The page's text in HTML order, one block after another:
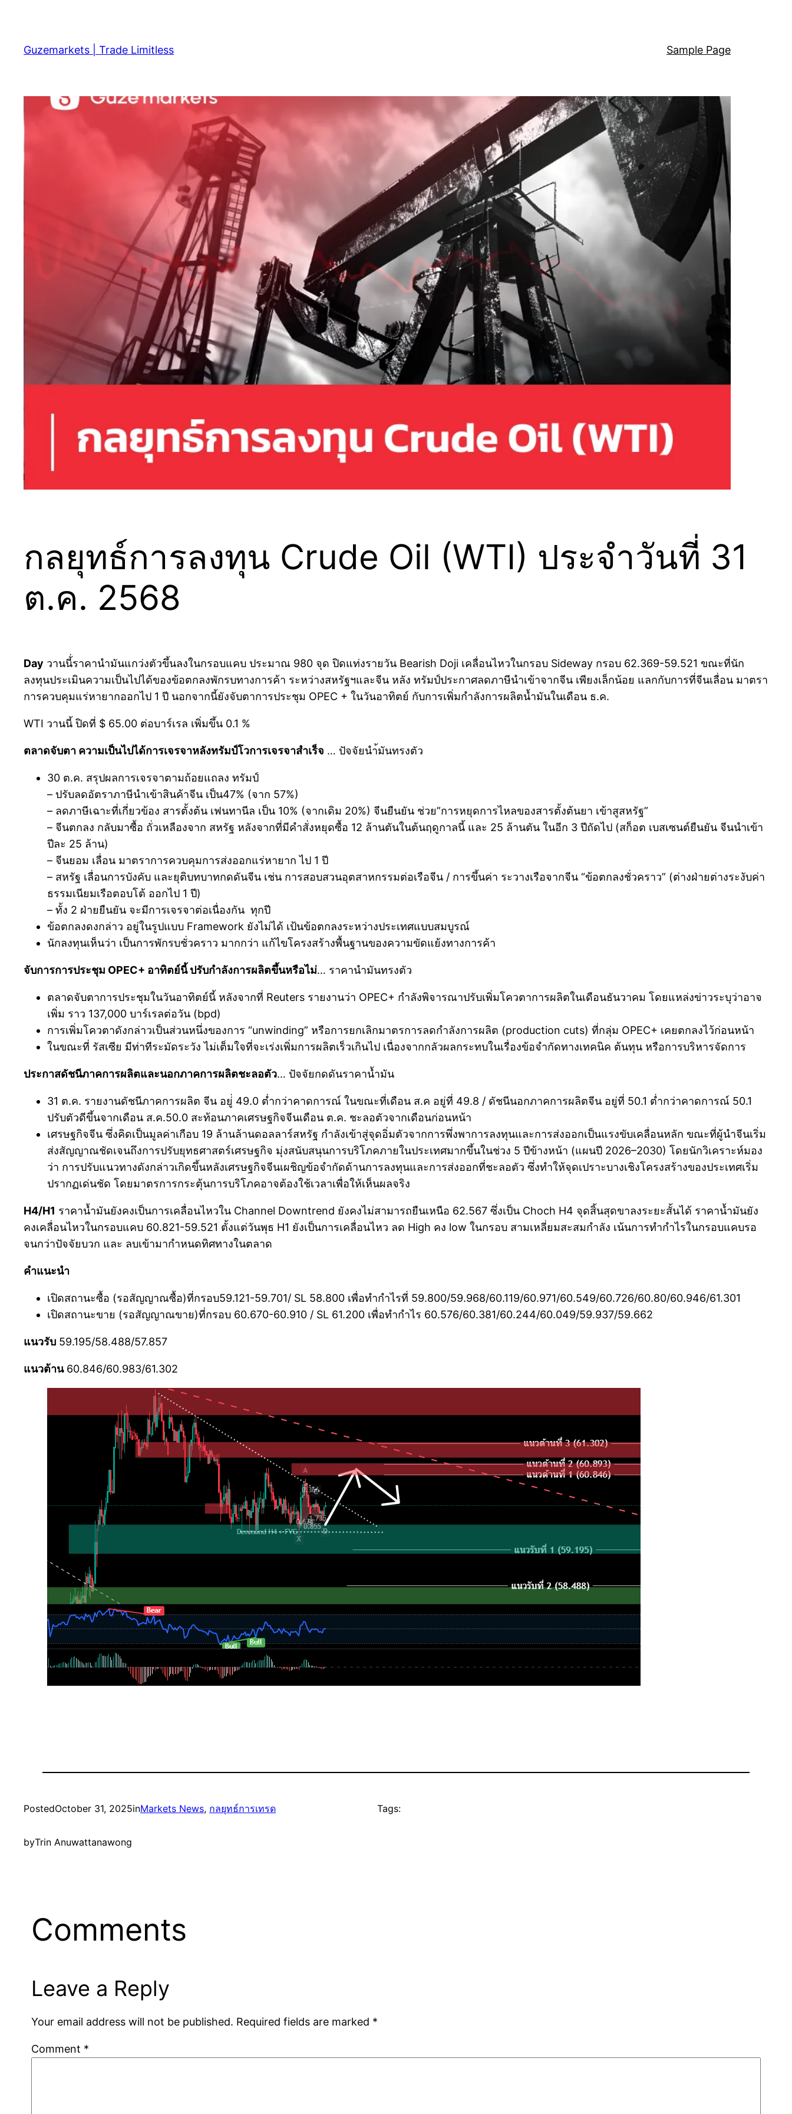
content
Guzemarkets | Trade Limitless Sample Page
กลยุทธ์การลงทุน Crude Oil (WTI) ประจำวันที่ 31
ต.ค. 2568
Day วานนี้่ราคานำมันแกว่งตัวขึ้นลงในกรอบแคบ ประมาณ 980 จุด ปิดแท่งรายวัน Bearish Doji เคลื่อนไหวในกรอบ Sideway กรอบ 62.369-59.521 ขณะที่นัก
ลงทุนประเมินความเป็นไปได้ของข้อตกลงพักรบทางการค้า ระหว่างสหรัฐฯและจีน หลัง ทรัมป์ประกาศลดภาษีนำเข้าจากจีน เพียงเล็กน้อย แลกกับการที่จีนเลื่อน มาตรา
การควบคุมแร่หายากออกไป 1 ปี นอกจากนี้ยังจับตาการประชุม OPEC + ในวันอาทิตย์ กับการเพิ่มกำลังการผลิตน้ำมันในเดือน ธ.ค.
WTI วานนี้ ปิดที่ $ 65.00 ต่อบาร์เรล เพิ่มขึ้น 0.1 %
ตลาดจับตา ความเป็นไปได้การเจรจาหลังทรัมป์โวการเจรจาสำเร็จ … ปัจจัยนำ้มันทรงตัว
30 ต.ค. สรุปผลการเจรจาตามถ้อยแถลง ทรัมป์
– ปรับลดอัตราภาษีนำเข้าสินค้าจีน เป็น47% (จาก 57%)
– ลดภาษีเฉาะที่เกี่ยวข้อง สารตั้งต้น เฟนทานีล เป็น 10% (จากเดิม 20%) จีนยืนยัน ช่วย”การหยุดการไหลของสารตั้งต้นยา เข้าสูสหรัฐ”
– จีนตกลง กลับมาซื้อ ถั่วเหลืองจาก สหรัฐ หลังจากที่มีคำสั่งหยุดซื้อ 12 ล้านตันในต้นฤดูกาลนี้ และ 25 ล้านตัน ในอีก 3 ปีถัดไป (สก็อต เบสเซนต์ยืนยัน จีนนำเข้า
ปีละ 25 ล้าน)
– จีนยอม เลื่อน มาตราการควบคุมการส่งออกแร่หายาก ไป 1 ปี
– สหรัฐ เลื่อนการบังคับ และยุติบทบาทกดดันจีน เช่น การสอบสวนอุตสาหกรรมต่อเรือจีน / การขึ้นค่า ระวางเรือจากจีน “ข้อตกลงชั่วคราว” (ต่างฝ่ายต่างระงับค่า
ธรรมเนียมเรือตอบโต้ ออกไป 1 ปี)
– ทั้ง 2 ฝ่ายยืนยัน จะมีการเจรจาต่อเนื่องกัน ทุกปี
ข้อตกลงดงกล่าว อยู่ในรูปแบบ Framework ยังไม่ได้ เป้นข้อตกลงระหว่างประเทศแบบสมบูรณ์
นักลงทุนเห็นว่า เป็นการพักรบชั่วคราว มากกว่า แก้ไขโครงสร้างพื้นฐานของความขัดแย้งทางการค้า
จับการการประชุม OPEC+ อาทิตย์นี้ ปรับกำลังการผลิตขึ้นหรือไม่… ราคานำมันทรงตัว
ตลาดจับตาการประชุมในวันอาทิตย์นี้ หลังจากที่ Reuters รายงานว่า OPEC+ กำลังพิจารณาปรับเพิ่มโควตาการผลิตในเดือนธันวาคม โดยแหล่งข่าวระบุว่าอาจ
เพิ่ม ราว 137,000 บาร์เรลต่อวัน (bpd)
การเพิ่มโควตาดังกล่าวเป็นส่วนหนึ่งของการ “unwinding” หรือการยกเลิกมาตรการลดกำลังการผลิต (production cuts) ที่กลุ่ม OPEC+ เคยตกลงไว้ก่อนหน้า
ในขณะที่ รัสเซีย มีท่าทีระมัดระวัง ไม่เต็มใจที่จะเร่งเพิ่มการผลิตเร็วเกินไป เนื่องจากกลัวผลกระทบในเรื่องข้อจำกัดทางเทคนิค ต้นทุน หรือการบริหารจัดการ
ประกาสดัชนีภาคการผลิตและนอกภาคการผลิตชะลอตัว… ปัจจัยกดดันราคาน้ำมัน
31 ต.ค. รายงานดัชนีภาคการผลิต จีน อยู่่ 49.0 ต่ำกว่าคาดการณ์ ในขณะที่เดือน ส.ค อยู่ที่ 49.8 / ดัชนีนอกภาคการผลิตจีน อยู่ที่ 50.1 ต่ำกว่าคาดการณ์ 50.1
ปรับตัวดีขึ้นจากเดือน ส.ค.50.0 สะท้อนภาคเศรษฐกิจจีนเดือน ต.ค. ชะลอตัวจากเดือนก่อนหน้า
เศรษฐกิจจีน ซึ่งคิดเป็นมูลค่าเกือบ 19 ล้านล้านดอลลาร์สหรัฐ กำลังเข้าสู่จุดอิ่มตัวจากการพึ่งพาการลงทุนและการส่งออกเป็นแรงขับเคลื่อนหลัก ขณะที่ผู้นำจีนเริ่ม
ส่งสัญญาณชัดเจนถึงการปรับยุทธศาสตร์เศรษฐกิจ มุ่งสนับสนุนการบริโภคภายในประเทศมากขึ้นในช่วง 5 ปีข้างหน้า (แผนปี 2026–2030) โดยนักวิเคราะห์มอง
ว่า การปรับแนวทางดังกล่าวเกิดขึ้นหลังเศรษฐกิจจีนเผชิญข้อจำกัดด้านการลงทุนและการส่งออกที่ชะลอตัว ซึ่งทำให้จุดเปราะบางเชิงโครงสร้างของประเทศเริ่ม
ปรากฏเด่นชัด โดยมาตรการกระตุ้นการบริโภคอาจต้องใช้เวลาเพื่อให้เห็นผลจริง
H4/H1 ราคาน้ำมันยังคงเป็นการเคลื่อนไหวใน Channel Downtrend ยังคงไม่สามารถยืนเหนือ 62.567 ซึ่งเป็น Choch H4 จุดสิ้นสุดขาลงระยะสั้นได้ ราคาน้ำมันยัง
คงเคลื่อนไหวในกรอบแคบ 60.821-59.521 ตั้งแต่วันพุธ H1 ยังเป็นการเคลื่อนไหว ลด High คง low ในกรอบ สามเหลี่ยมสะสมกำลัง เน้นการทำกำไรในกรอบแคบรอ
จนกว่าปัจจัยบวก และ ลบเข้ามากำหนดทิศทางในตลาด
คำแนะนำ
เปิดสถานะซื้อ (รอสัญญาณซื้อ)ที่กรอบ59.121-59.701/ SL 58.800 เพื่อทำกำไรที่ 59.800/59.968/60.119/60.971/60.549/60.726/60.80/60.946/61.301
เปิดสถานะขาย (รอสัญญาณขาย)ที่กรอบ 60.670-60.910 / SL 61.200 เพื่อทำกำไร 60.576/60.381/60.244/60.049/59.937/59.662
แนวรับ 59.195/58.488/57.857
แนวต้าน60.846/60.983/61.302
PostedOctober 31, 2025inMarkets News, กลยุทธ์การเทรด
byTrin Anuwattanawong
Tags:
Comments
Leave a Reply
Your email address will not be published. Required fields are marked *
Comment *